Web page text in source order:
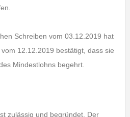
Schreiben vom 03.12.2019 hat
12.12.2019 bestätigt, dass sie
Mindestlohns begehrt.
zulässig und begründet. Der